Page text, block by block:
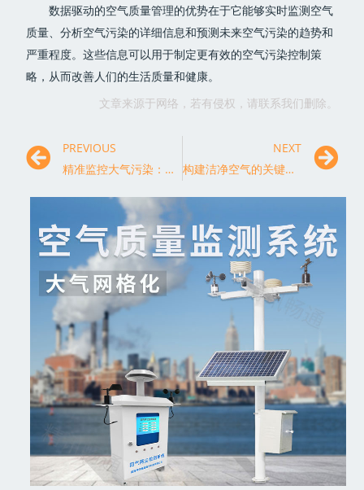
数据驱动的空气质量管理的优势在于它能够实时监测空气
质量、分析空气污染的详细信息和预测未来空气污染的趋势和
严重程度。这些信息可以用于制定更有效的空气污染控制策
略，从而改善人们的生活质量和健康。
文章来源于网络，若有侵权，请联系我们删除。
PREVIOUS
精准监控大气污染：空气污染监测的作用与意义
NEXT
构建洁净空气的关键一环：空气污染监测系统的前景展望